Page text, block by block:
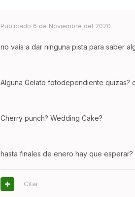
Publicado 6 de Noviembre del 2020
no vais a dar ninguna pista para saber
Alguna Gelato fotodependiente quizas?
Cherry punch? Wedding Cake?
hasta finales de enero hay que esperar?
Citar